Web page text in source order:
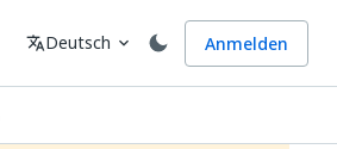
Sprache
translateDeutsch expand_more Anmelden